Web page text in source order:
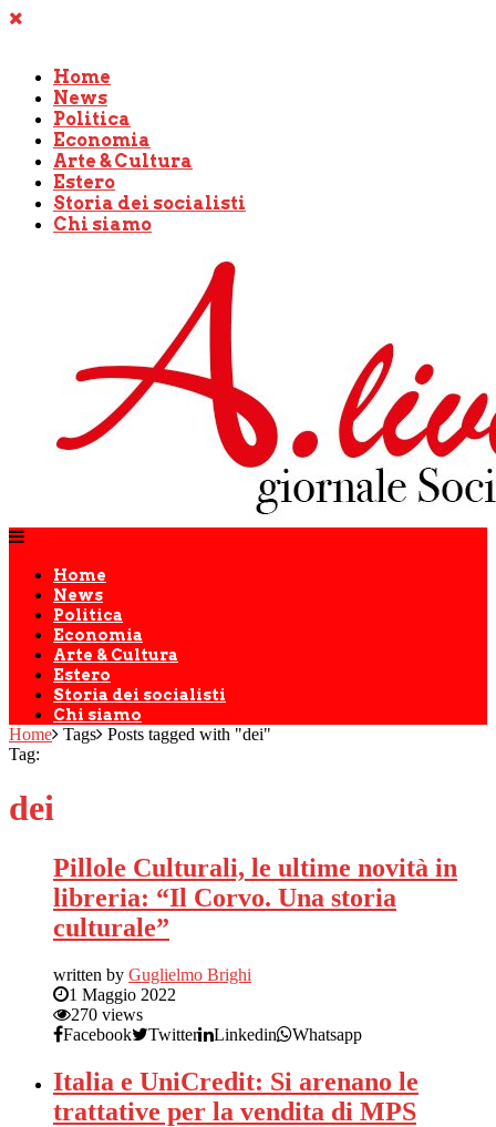
Home
News
Politica
Economia
Arte & Cultura
Estero
Storia dei socialisti
Chi siamo
Home
News
Politica
Economia
Arte & Cultura
Estero
Storia dei socialisti
Chi siamo
Home Tags Posts tagged with "dei"
Tag:
dei
Pillole Culturali, le ultime novità in
libreria: “Il Corvo. Una storia
culturale”
written by Guglielmo Brighi
1 Maggio 2022
270 views
Facebook
Twitter Linkedin Whatsapp
Italia e UniCredit: Si arenano le
trattative per la vendita di MPS